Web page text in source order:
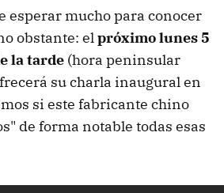
esperar mucho para conocer
obstante: elpróximo lunes 5
la tarde (hora peninsular
su charla inaugural en
si este fabricante chino
de forma notable todas esas